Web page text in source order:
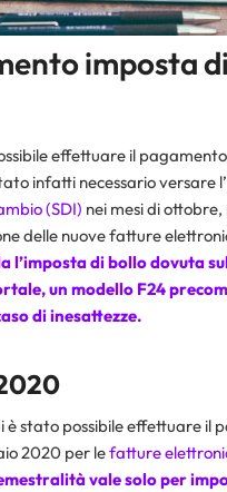
imposta
effettuare il
infatti necessario versare
(SDI) nei mesi di
delle nuove fatture
l’imposta di bollo dovuta
un modello F24
di inesattezze.
stato possibile effettuare il
2020 per lefatture
vale solo per